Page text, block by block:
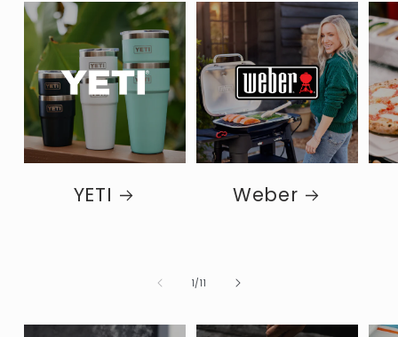
YETI Weber
1/de
11